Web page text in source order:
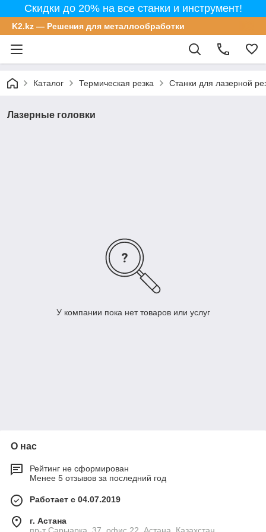
Скидки до 20% на все станки и инструмент!
K2.kz — Решения для металлообработки
Каталог Термическая резка Станки для лазерной
Лазерные головки
У компании пока нет товаров или услуг
О нас
Рейтинг не сформирован
Менее 5 отзывов за последний год
Работает с 04.07.2019
г. Астана